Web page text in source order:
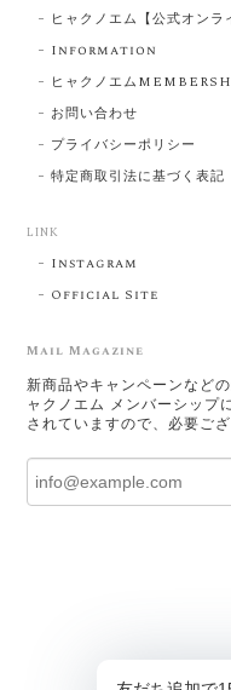
ヒャクノエム【公式オン
Information
ヒャクノエム
お問い合わせ
プライバシーポリシー
特定商取引法に基づく表記
LINK
Instagram
Official Site
Mail Magazine
新商品やキャンペーンなど
ャクノエム メンバーシップ
されていますので、必要ござ